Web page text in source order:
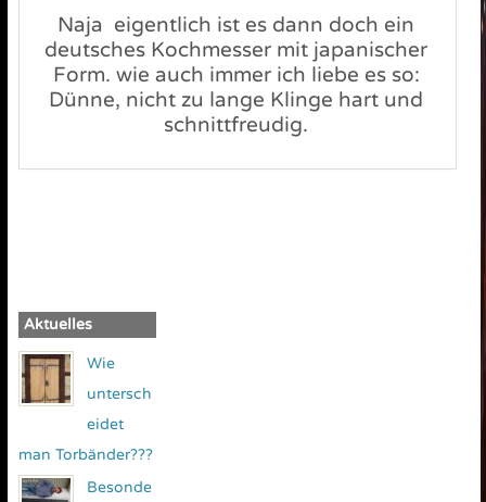
Naja eigentlich ist es dann doch ein
deutsches Kochmesser mit japanischer
Form. wie auch immer ich liebe es so:
Dünne, nicht zu lange Klinge hart und
schnittfreudig.
Aktuelles
Wie
untersch
eidet
man Torbänder???
Besonde